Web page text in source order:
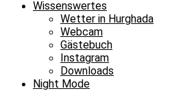
Wissenswertes
Wetter in Hurghada
Webcam
Gästebuch
Instagram
Downloads
Night Mode